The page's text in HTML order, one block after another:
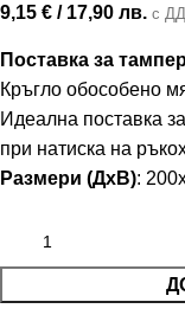
9,15 € / 17,90 лв. с
Поставка за
Кръгло обособено
Идеална поставка за
при натиска на
Размери (ДхВ):